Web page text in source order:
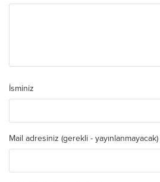
İsminiz
Mail adresiniz (gerekli - yayınlanmayacak)